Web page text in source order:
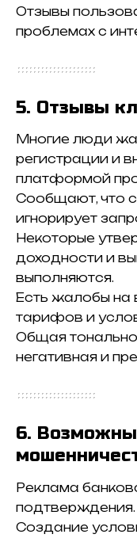
Отзывы
проблемах с
5. Отзывы
Многие люди
регистрации и
платформой
Сообщают, что
игнорирует
Некоторые
доходности и
выполняются.
Есть жалобы на
тарифов и
Общая
негативная и
6.
Реклама
подтверждения.
Создание